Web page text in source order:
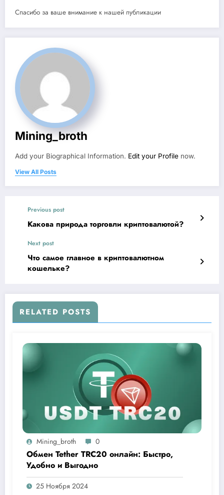
Спасибо за ваше внимание к нашей публикации
Mining_broth
Add your Biographical Information. Edit your Profile now.
View All Posts
Previous post
Какова природа торговли криптовалютой?
Next post
Что самое главное в криптовалютном
кошельке?
RELATED POSTS
Mining_broth 0
Обмен Tether TRC20 онлайн: Быстро,
Удобно и Выгодно
25 Ноября 2024